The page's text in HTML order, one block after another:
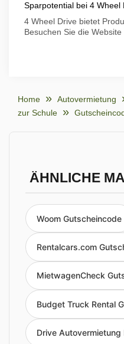
Sparpotential bei 4 Wheel
4 Wheel Drive bietet
Besuchen Sie die
Home Autovermietung
zur Schule
ÄHNLICHE
Woom Gutscheincode
Rentalcars.com
MietwagenCheck
Budget Truck Rental
Drive Autovermietung